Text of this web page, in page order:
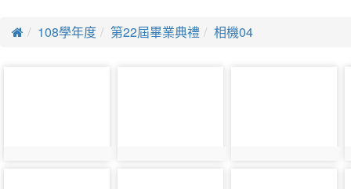
108學年度 第22屆畢業典禮 相機04